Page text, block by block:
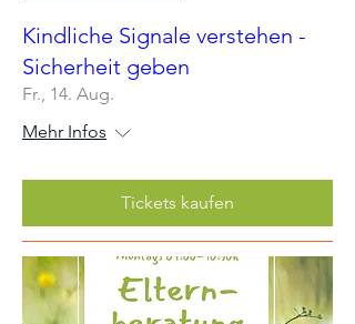
Kindliche Signale verstehen -
Sicherheit geben
Fr., 14. Aug.
Mehr Infos
Tickets kaufen